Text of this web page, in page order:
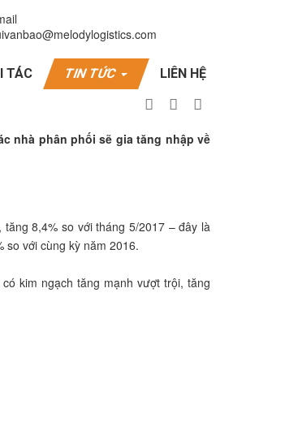
TÁC TIN TỨC LIÊN HỆ
nhà phân phối sẽ gia tăng nhập về
8,4% so với tháng 5/2017 – đây là
so với cùng kỳ năm 2016.
kim ngạch tăng mạnh vượt trội, tăng